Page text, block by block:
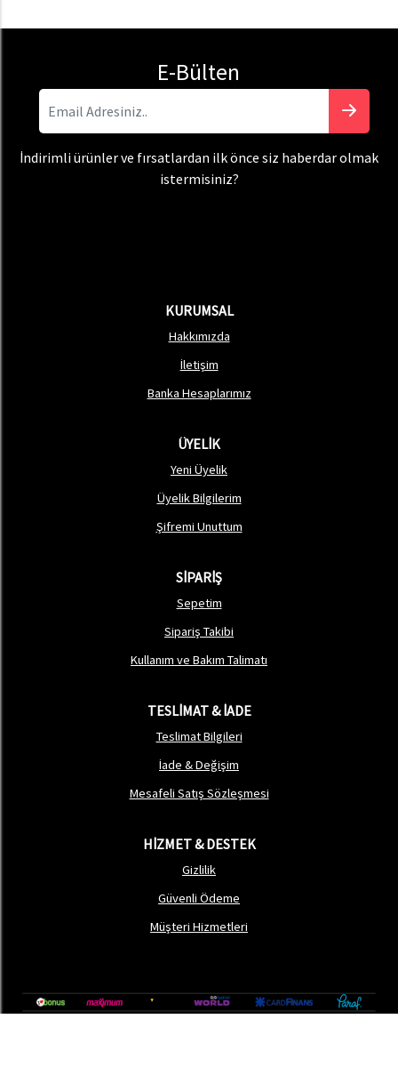
E-Bülten
İndirimli ürünler ve fırsatlardan ilk önce siz haberdar olmak
istermisiniz?
KURUMSAL
Hakkımızda
İletişim
Banka Hesaplarımız
ÜYELİK
Yeni Üyelik
Üyelik Bilgilerim
Şifremi Unuttum
SİPARİŞ
Sepetim
Sipariş Takibi
Kullanım ve Bakım Talimatı
TESLİMAT & İADE
Teslimat Bilgileri
İade & Değişim
Mesafeli Satış Sözleşmesi
HİZMET & DESTEK
Gizlilik
Güvenli Ödeme
Müşteri Hizmetleri